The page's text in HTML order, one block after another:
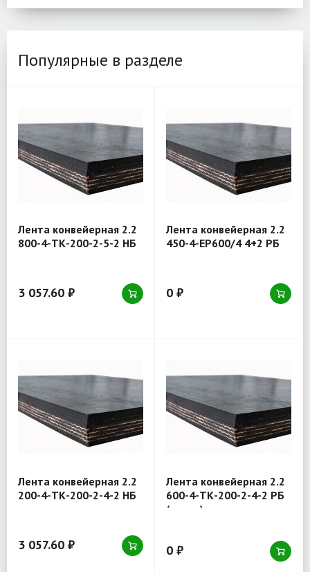
Популярные в разделе
Лента конвейерная 2.2
800-4-ТК-200-2-5-2 НБ
3 057.60 ₽
Лента конвейерная 2.2
450-4-EP600/4 4+2 РБ
0 ₽
Лента конвейерная 2.2
200-4-ТК-200-2-4-2 НБ
3 057.60 ₽
Лента конвейерная 2.2
600-4-ТК-200-2-4-2 РБ
(товар)
0 ₽